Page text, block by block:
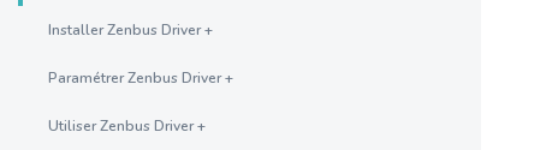
Installer Zenbus Driver +
Paramétrer Zenbus Driver +
Utiliser Zenbus Driver +